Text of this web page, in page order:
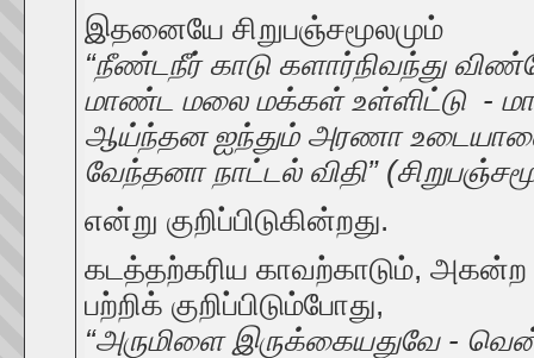
இதனையே சிறுபஞ்சமூலமும்
“நீண்டநீர் காடு களார்நிவந்து
மாண்ட மலை மக்கள் உள்ளிட்டு -
ஆய்ந்தன ஐந்தும் அரணா
வேந்தனா நாட்டல் விதி”
என்று குறிப்பிடுகின்றது.
கடத்தற்கரிய காவற்காடும்,
பற்றிக் குறிப்பிடும்போது,
“அருமிளை இருக்கையதுவே -